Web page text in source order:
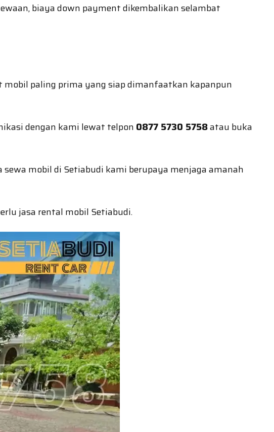
biaya down payment dikembalikan selambat
paling prima yang siap dimanfaatkan kapanpun
dengan kami lewat telpon 0877 5730 5758atau buka
mobil di Setiabudi kami berupaya menjaga amanah
jasa rental mobil Setiabudi.